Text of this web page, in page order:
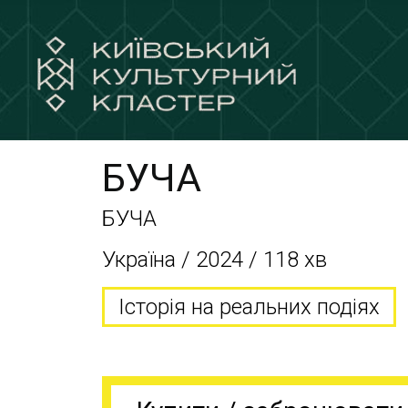
БУЧА
БУЧА
Україна / 2024 / 118 хв
Історія на реальних подіях